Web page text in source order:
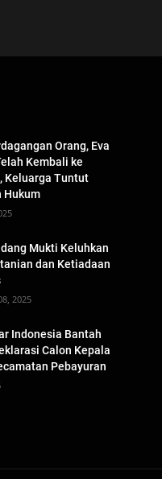
Orang, Eva
Kembali ke
Keluarga Tuntut
Hukum
Mukti Keluhkan
dan Ketiadaan
2025
Indonesia Bantah
Calon Kepala
Pebayuran